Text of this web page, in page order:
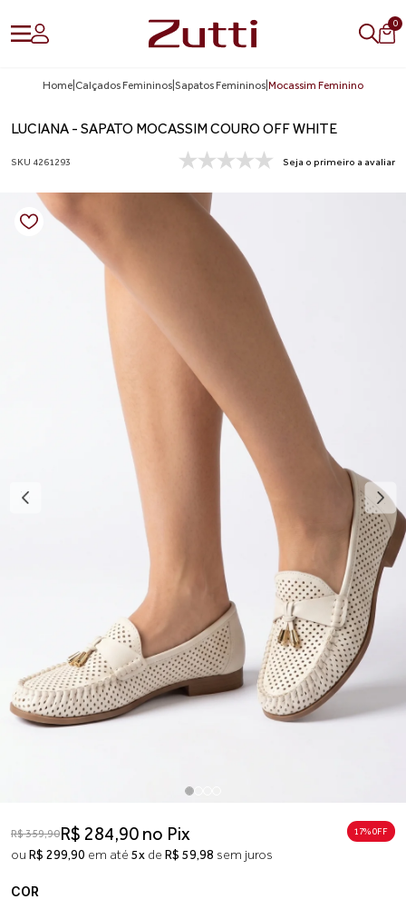
0
Home Calçados Femininos Sapatos Femininos Mocassim Feminino
LUCIANA - SAPATO MOCASSIM COURO OFF WHITE
SKU 4261293 Seja o primeiro a avaliar
R$ 359,90R$ 284,90 no Pix
ou R$ 299,90 em até 5x de R$ 59,98 sem juros
17% 0FF
COR